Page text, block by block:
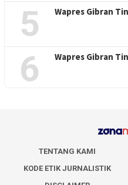
5 Wapres Gibran
6 Wapres Gibran
TENTANG KAMI
KODE ETIK JURNALISTIK